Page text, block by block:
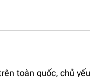
toàn quốc, chủ